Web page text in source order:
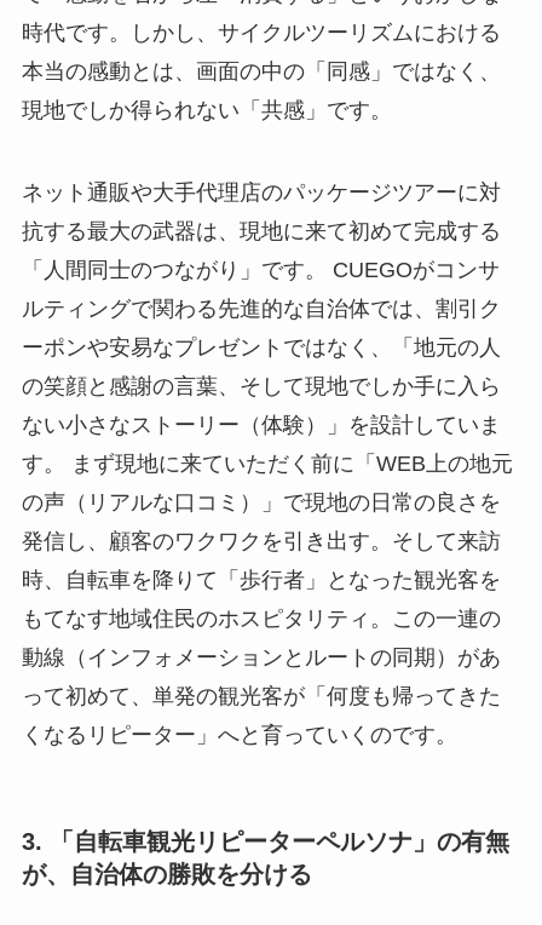
時代です。しかし、サイクルツーリズムにおける
本当の感動とは、画面の中の「同感」ではなく、
現地でしか得られない「共感」です。
ネット通販や大手代理店のパッケージツアーに対
抗する最大の武器は、現地に来て初めて完成する
「人間同士のつながり」です。 CUEGOがコンサ
ルティングで関わる先進的な自治体では、割引ク
ーポンや安易なプレゼントではなく、「地元の人
の笑顔と感謝の言葉、そして現地でしか手に入ら
ない小さなストーリー（体験）」を設計していま
す。 まず現地に来ていただく前に「WEB上の地元
の声（リアルな口コミ）」で現地の日常の良さを
発信し、顧客のワクワクを引き出す。そして来訪
時、自転車を降りて「歩行者」となった観光客を
もてなす地域住民のホスピタリティ。この一連の
動線（インフォメーションとルートの同期）があ
って初めて、単発の観光客が「何度も帰ってきた
くなるリピーター」へと育っていくのです。
3. 「自転車観光リピーターペルソナ」の有無
が、自治体の勝敗を分ける